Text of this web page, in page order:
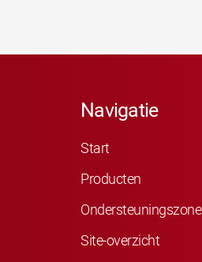
Navigatie
Start
Producten
Ondersteuningszone
Site-overzicht